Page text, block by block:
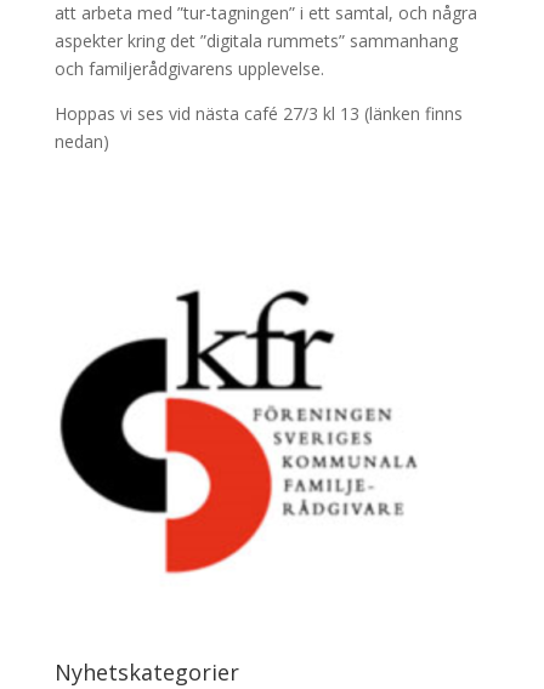
att arbeta med ”tur-tagningen” i ett samtal, och några
aspekter kring det ”digitala rummets” sammanhang
och familjerådgivarens upplevelse.
Hoppas vi ses vid nästa café 27/3 kl 13 (länken finns
nedan)
Nyhetskategorier